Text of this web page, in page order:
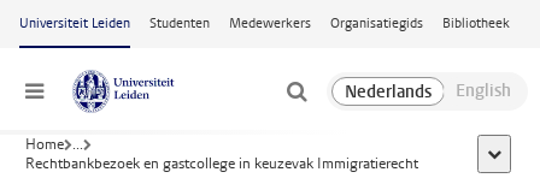
Ga naar hoofdinhoud
Universiteit Leiden Studenten Medewerkers Organisatiegids Bibliotheek
Menu
Home ...
Rechtbankbezoek en gastcollege in keuzevak Immigratierecht
toon